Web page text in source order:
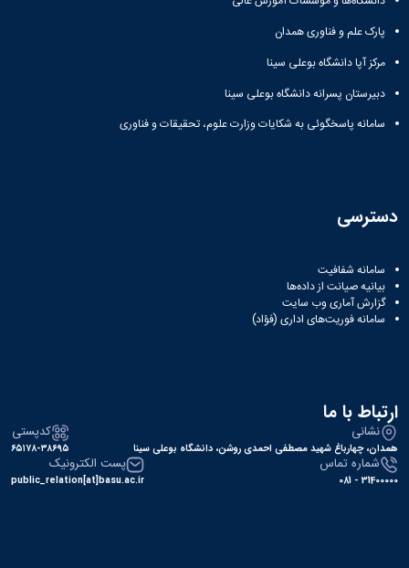
پارک علم و فناوری همدان
مرکز آپا دانشگاه بوعلی سینا
دبیرستان پسرانه دانشگاه بوعلی سینا
سامانه پاسخگوئی به شکایات وزارت علوم، تحقیقات و فناوری
دسترسی
سامانه شفافیت
بیانیه صیانت از داده‌ها
گزارش آماری وب‌ سایت
سامانه فوریت‌های اداری (فؤاد)
ارتباط با ما
نشانی
همدان، چهارباغ شهید مصطفی احمدی روشن، دانشگاه بوعلی سینا
کدپستی
۶۵۱۷۸-۳۸۶۹۵
شماره تماس
31400000 - 081
پست الکترونیک
public_relation[at]basu.ac.ir